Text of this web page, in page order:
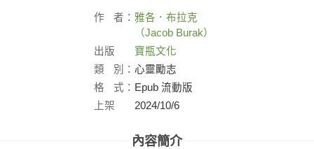
作 者： 雅各．布拉克
（Jacob Burak）
出版
社：
寶瓶文化
類
別： 心靈勵志
格
式： Epub 流動版
上架
2024/10/6
內容簡介